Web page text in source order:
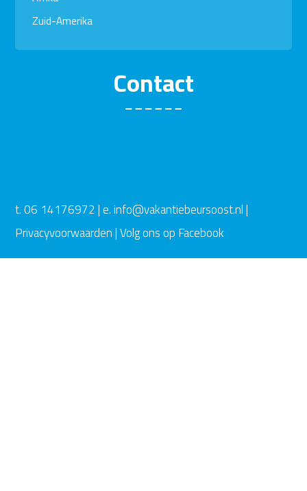
Zuid-Amerika
Contact
t. 06 14176972 | e. info@vakantiebeursoost.nl |
Privacyvoorwaarden|Volg ons op Facebook